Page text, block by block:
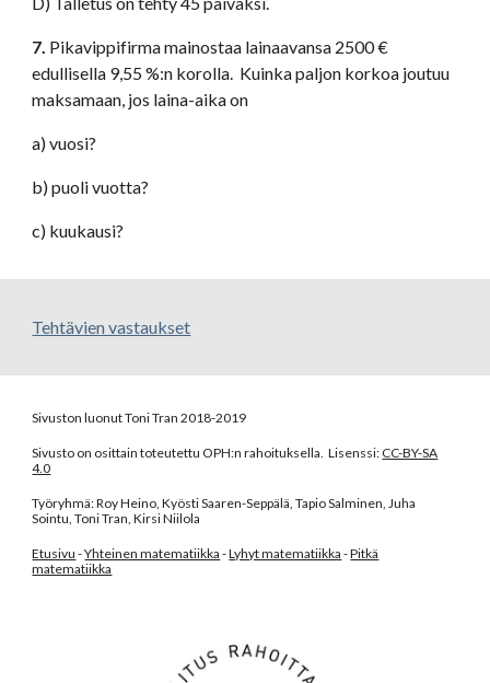
7. Pikavippifirma mainostaa lainaavansa 2500 €
edullisella 9,55 %:n korolla.  Kuinka paljon korkoa joutuu
maksamaan, jos laina-aika on
a) vuosi?
b) puoli vuotta?
c) kuukausi?
Tehtävien vastaukset
Sivuston luonut Toni Tran 2018-2019
Sivusto on osittain toteutettu OPH:n rahoituksella. Lisenssi: CC-BY-SA
4.0
Työryhmä: Roy Heino, Kyösti Saaren-Seppälä, Tapio Salminen, Juha
Sointu, Toni Tran, Kirsi Niilola
Etusivu -Yhteinen matematiikka -Lyhyt matematiikka -Pitkä
matematiikka